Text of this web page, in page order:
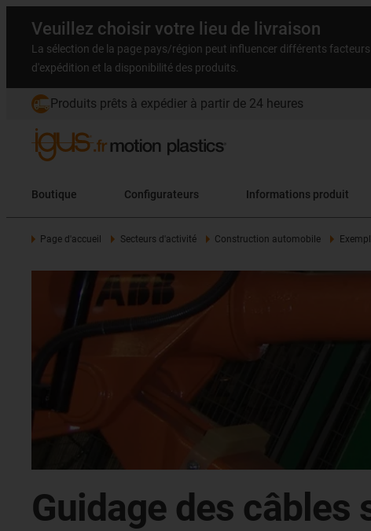
Veuillez choisir votre lieu de livraison
La sélection de la page pays/région peut influencer différents
d'expédition et la disponibilité des produits.
Produits prêts à expédier à partir de 24 heures
Boutique Configurateurs Informations produit
Page d'accueil Secteurs d'activité Construction automobile
Guidage des câbles